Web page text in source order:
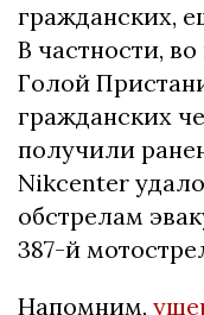
гражданских,
В частности,
Голой
гражданских
получили
Nikcenter
обстрелам
387-й
Напомним,